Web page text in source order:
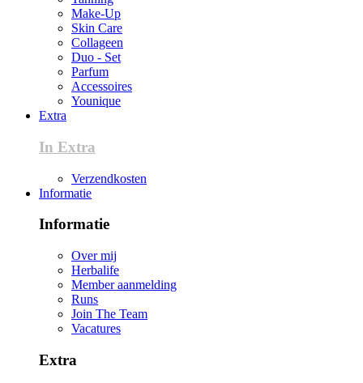
Make-Up
Skin Care
Collageen
Duo - Set
Parfum
Accessoires
Younique
Extra
In Extra
Verzendkosten
Informatie
Informatie
Over mij
Herbalife
Member aanmelding
Runs
Join The Team
Vacatures
Extra